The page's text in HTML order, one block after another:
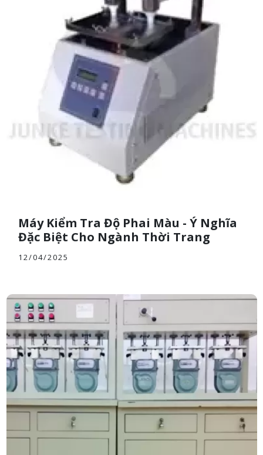
Máy Kiểm Tra Độ Phai Màu - Ý Nghĩa
Đặc Biệt Cho Ngành Thời Trang
12/04/2025